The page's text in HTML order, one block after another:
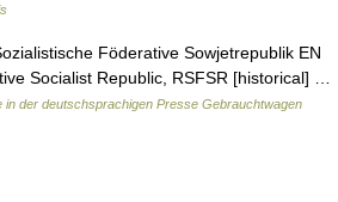
Föderative Sowjetrepublik EN
Socialist Republic, RSFSR [historical] …
in der deutschsprachigen Presse Gebrauchtwagen